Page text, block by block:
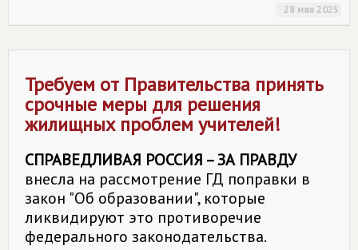
28 мая 2025
Требуем от Правительства принять
срочные меры для решения
жилищных проблем учителей!
СПРАВЕДЛИВАЯ РОССИЯ – ЗА ПРАВДУ
внесла на рассмотрение ГД поправки в
закон "Об образовании", которые
ликвидируют это противоречие
федерального законодательства.